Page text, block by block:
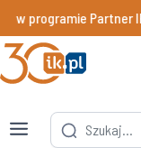
w programie Partner